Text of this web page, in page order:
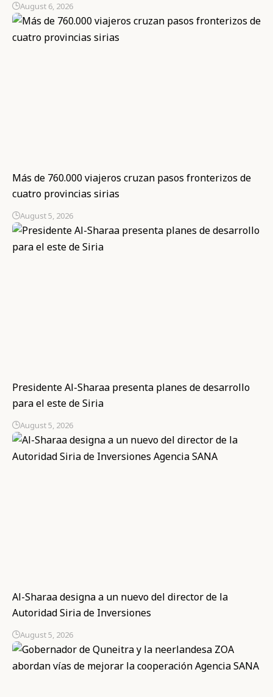
August 6, 2026
Más de 760.000 viajeros cruzan pasos fronterizos de
cuatro provincias sirias
August 5, 2026
Presidente Al-Sharaa presenta planes de desarrollo
para el este de Siria
August 5, 2026
Al-Sharaa designa a un nuevo del director de la
Autoridad Siria de Inversiones
August 5, 2026